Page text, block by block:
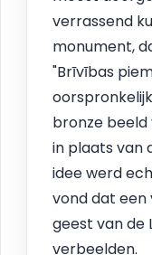
verrassend
monument,
"Brīvības
bronze beeld
in plaats van
idee werd
vond dat een
geest van de
verbeelden.